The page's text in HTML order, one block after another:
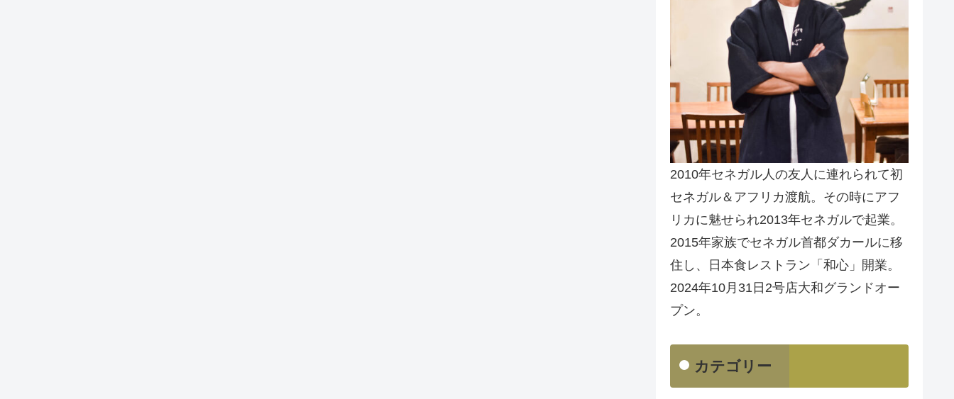
2010年セネガル人の友人に連れられて初
セネガル＆アフリカ渡航。その時にアフ
リカに魅せられ2013年セネガルで起業。
2015年家族でセネガル首都ダカールに移
住し、日本食レストラン「和心」開業。
2024年10月31日2号店大和グランドオー
プン。
カテゴリー